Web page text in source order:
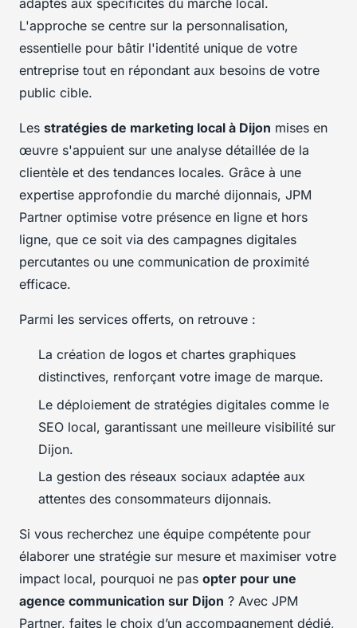
adaptés aux spécificités du marché local.
L'approche se centre sur la personnalisation,
essentielle pour bâtir l'identité unique de votre
entreprise tout en répondant aux besoins de votre
public cible.
Les stratégies de marketing local à Dijon mises en
œuvre s'appuient sur une analyse détaillée de la
clientèle et des tendances locales. Grâce à une
expertise approfondie du marché dijonnais, JPM
Partner optimise votre présence en ligne et hors
ligne, que ce soit via des campagnes digitales
percutantes ou une communication de proximité
efficace.
Parmi les services offerts, on retrouve :
La création de logos et chartes graphiques
distinctives, renforçant votre image de marque.
Le déploiement de stratégies digitales comme le
SEO local, garantissant une meilleure visibilité sur
Dijon.
La gestion des réseaux sociaux adaptée aux
attentes des consommateurs dijonnais.
Si vous recherchez une équipe compétente pour
élaborer une stratégie sur mesure et maximiser votre
impact local, pourquoi ne pas opter pour une
agence communication sur Dijon ? Avec JPM
Partner, faites le choix d’un accompagnement dédié,